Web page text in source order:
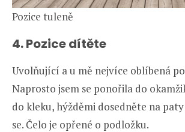
Pozice tuleně
4. Pozice dítěte
Uvolňující a u mě nejvíce oblíbená
Naprosto jsem se ponořila do
do kleku, hýžděmi dosedněte na
se. Čelo je opřené o podložku.